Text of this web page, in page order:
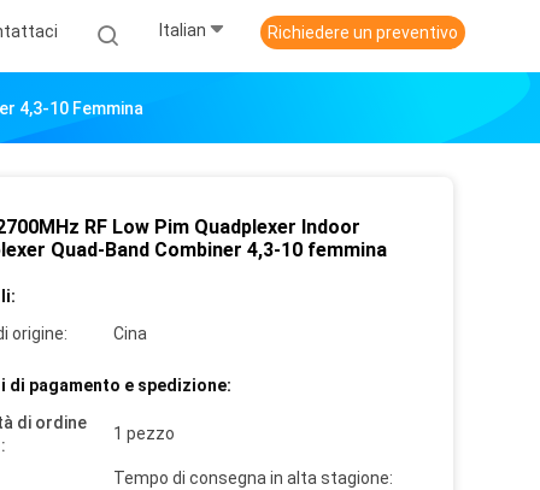
Italian Richiedere un preventivo
4,3-10 Femmina
RF Low Pim Quadplexer Indoor
Quad-Band Combiner 4,3-10 femmina
origine:
Cina
di pagamento e spedizione:
di ordine
1 pezzo
Tempo di consegna in alta stagione: